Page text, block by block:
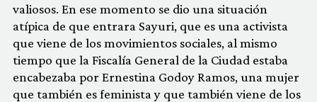
valiosos. En ese momento se dio una situación
atípica de que entrara Sayuri, que es una activista
que viene de los movimientos sociales, al mismo
tiempo que la Fiscalía General de la Ciudad estaba
encabezaba por Ernestina Godoy Ramos, una mujer
que también es feminista y que también viene de los